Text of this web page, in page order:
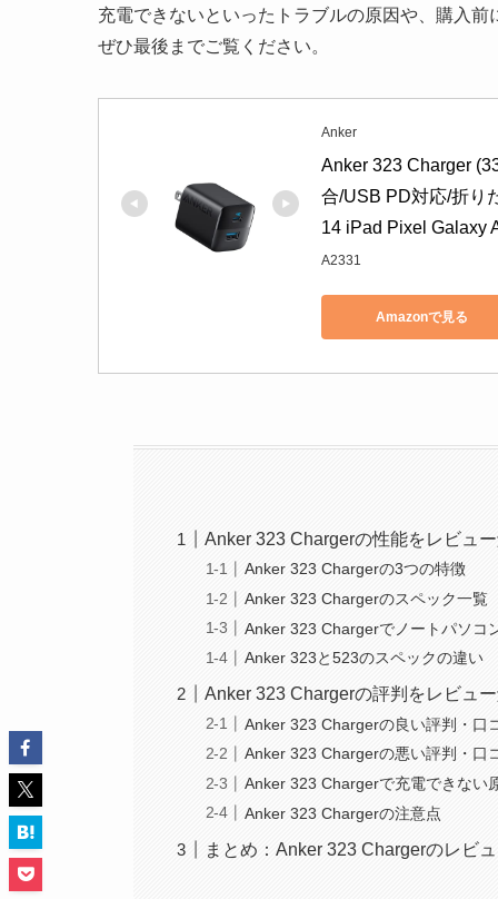
充電できないといったトラブルの原因や、購入
ぜひ最後までご覧ください。
Anker
Anker 323 Charger
合/USB PD対応/折り
14 iPad Pixel Galaxy
A2331
Amazonで見る
Anker 323 Chargerの性能をレビュ
Anker 323 Chargerの3つの特徴
Anker 323 Chargerのスペック一覧
Anker 323 Chargerでノートパソコ
Anker 323と523のスペックの違い
Anker 323 Chargerの評判をレビュ
Anker 323 Chargerの良い評判・口
Anker 323 Chargerの悪い評判・口
Anker 323 Chargerで充電できない
Anker 323 Chargerの注意点
まとめ：Anker 323 Chargerのレビ